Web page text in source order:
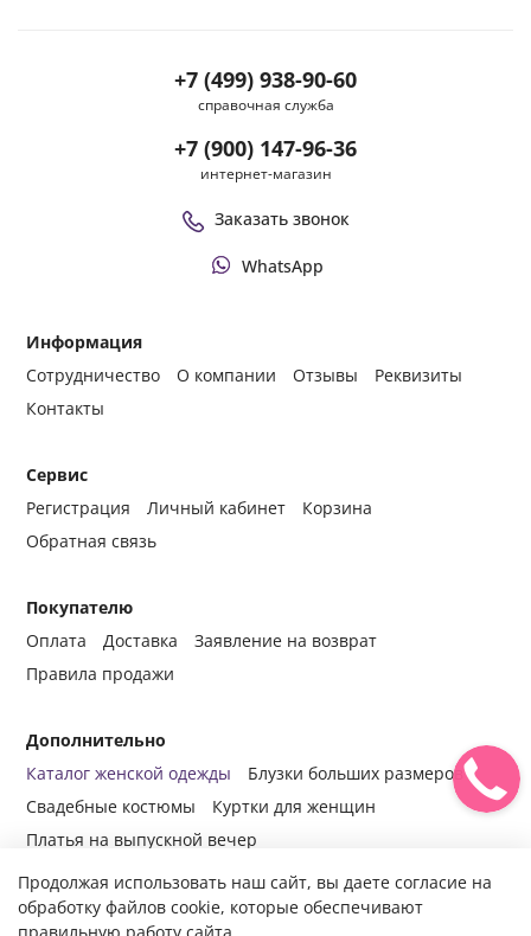
Информация
Сотрудничество
О компании Отзывы
Реквизиты
Контакты
Сервис
Регистрация
Личный кабинет
Корзина
Обратная связь
Покупателю
Оплата
Доставка
Заявление на возврат
Правила продажи
Дополнительно
Каталог женской одежды
Блузки больших размеров
Свадебные костюмы
Куртки для женщин
Платья на выпускной вечер
+7 (499) 938-90-60
справочная служба
+7 (900) 147-96-36
интернет-магазин
Заказать звонок
WhatsApp
Продолжая использовать наш сайт, вы даете согласие на
обработку файлов cookie, которые обеспечивают